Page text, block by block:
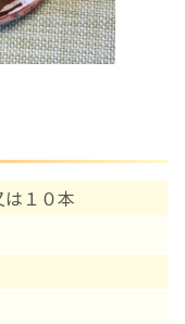
１０本
・クラス
希望される方へ